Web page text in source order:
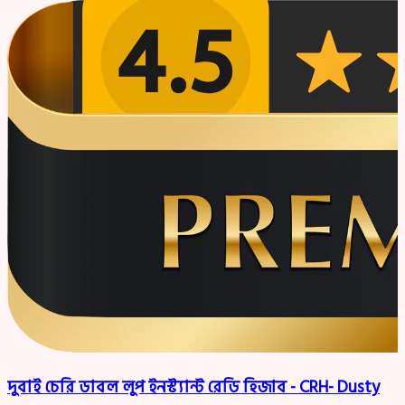
দুবাই চেরি ডাবল লুপ ইনস্ট্যান্ট রেডি হিজাব - CRH- Dusty